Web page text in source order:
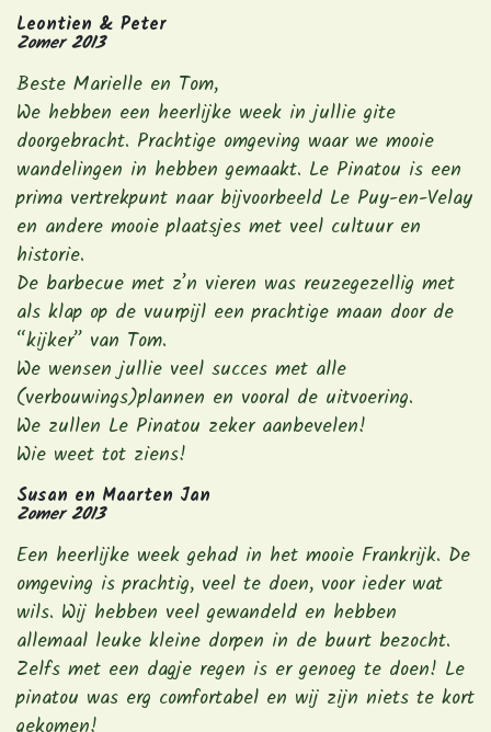
Leontien & Peter
Zomer 2013
Beste Marielle en Tom,
We hebben een heerlijke week in jullie gite
doorgebracht. Prachtige omgeving waar we mooie
wandelingen in hebben gemaakt. Le Pinatou is een
prima vertrekpunt naar bijvoorbeeld Le Puy-en-Velay
en andere mooie plaatsjes met veel cultuur en
historie.
De barbecue met z’n vieren was reuzegezellig met
als klap op de vuurpijl een prachtige maan door de
“kijker” van Tom.
We wensen jullie veel succes met alle
(verbouwings)plannen en vooral de uitvoering.
We zullen Le Pinatou zeker aanbevelen!
Wie weet tot ziens!
Susan en Maarten Jan
Zomer 2013
Een heerlijke week gehad in het mooie Frankrijk. De
omgeving is prachtig, veel te doen, voor ieder wat
wils. Wij hebben veel gewandeld en hebben
allemaal leuke kleine dorpen in de buurt bezocht.
Zelfs met een dagje regen is er genoeg te doen! Le
pinatou was erg comfortabel en wij zijn niets te kort